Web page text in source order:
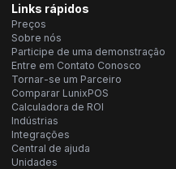
Links rápidos
Preços
Sobre nós
Participe de uma demonstração
Entre em Contato Conosco
Tornar-se um Parceiro
Comparar LunixPOS
Calculadora de ROI
Indústrias
Integrações
Central de ajuda
Unidades